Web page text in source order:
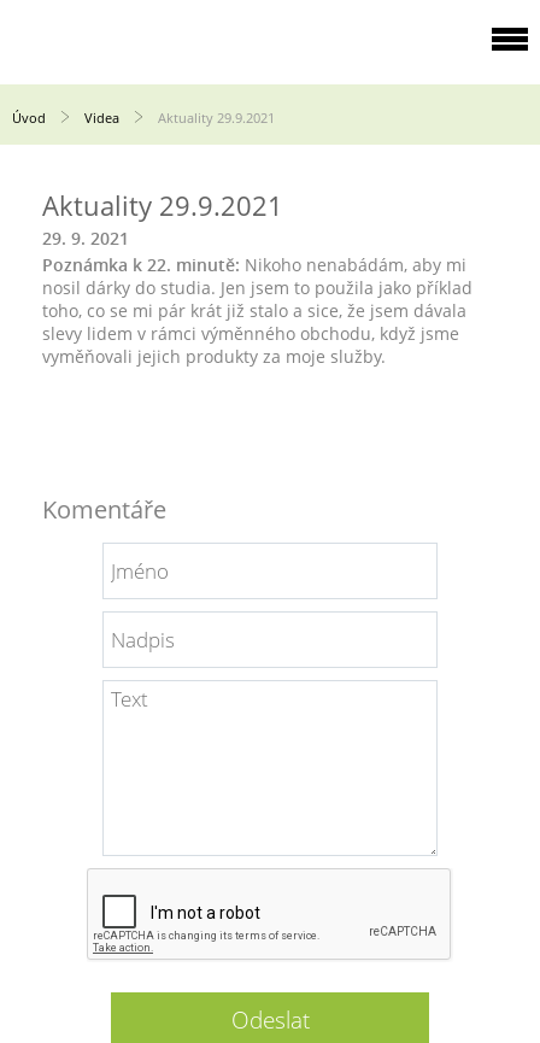
Úvod Videa Aktuality 29.9.2021
Aktuality 29.9.2021
29. 9. 2021
Poznámka k 22. minutě: Nikoho nenabádám, aby mi
nosil dárky do studia. Jen jsem to použila jako příklad
toho, co se mi pár krát již stalo a sice, že jsem dávala
slevy lidem v rámci výměnného obchodu, když jsme
vyměňovali jejich produkty za moje služby.
Komentáře